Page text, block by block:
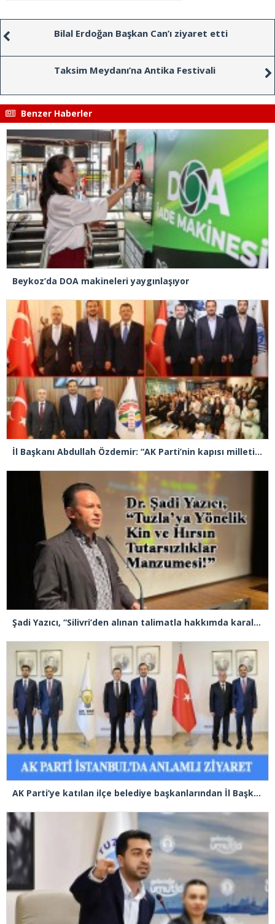
Bilal Erdoğan Başkan Can’ı ziyaret etti
Taksim Meydanı’na Antika Festivali
Benzer Haberler
Beykoz’da DOA makineleri yaygınlaşıyor
İl Başkanı Abdullah Özdemir: “AK Parti’nin kapısı milletine hizmet etmek isteyen herkese açıktır”
Şadi Yazıcı, “Silivri’den alınan talimatla hakkımda karalama kampanyası yürütülüyor”
AK Parti’ye katılan ilçe belediye başkanlarından İl Başkanı Özdemir’e ziyaret